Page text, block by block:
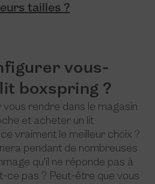
tailles ?
vous-
boxspring ?
vous rendre dans le magasin
et acheter un lit
vraiment le meilleur choix ?
pendant de nombreuses
qu'il ne réponde pas à
ce pas ? Peut-être que vous